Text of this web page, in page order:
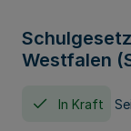
Westfalen
In Kraft